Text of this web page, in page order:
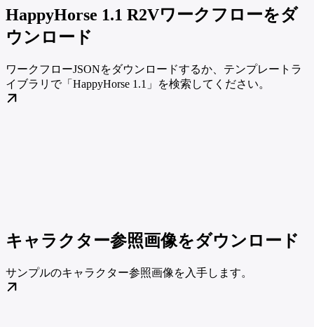
HappyHorse 1.1 R2Vワークフローをダ
ウンロード
ワークフローJSONをダウンロードするか、テンプレートラ
イブラリで「HappyHorse 1.1」を検索してください。
キャラクター参照画像をダウンロード
サンプルのキャラクター参照画像を入手します。